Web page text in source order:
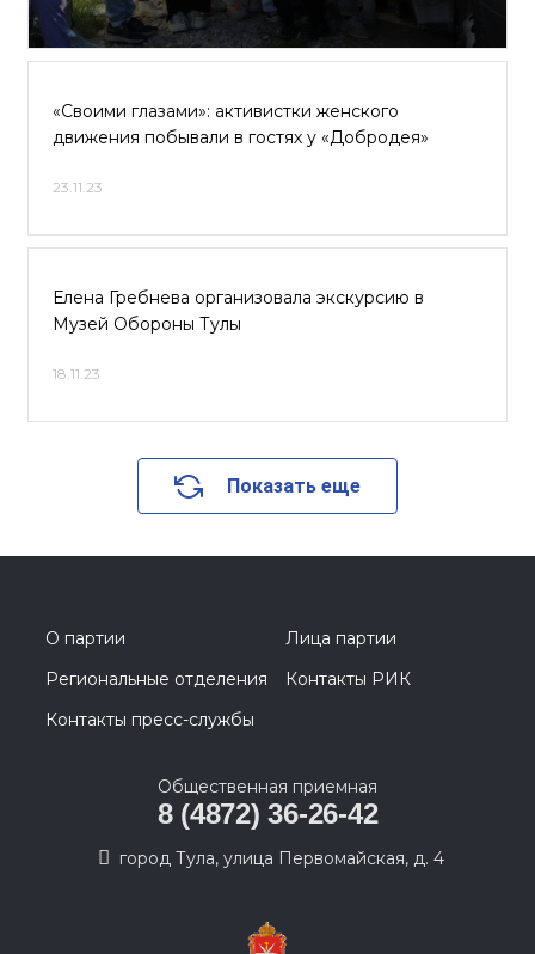
«Своими глазами»: активистки женского
движения побывали в гостях у «Добродея»
23.11.23
Елена Гребнева организовала экскурсию в
Музей Обороны Тулы
18.11.23
Показать еще
О партии
Лица партии
Региональные отделения
Контакты РИК
Контакты пресс-службы
Общественная приемная
8 (4872) 36-26-42
город Тула, улица Первомайская, д. 4